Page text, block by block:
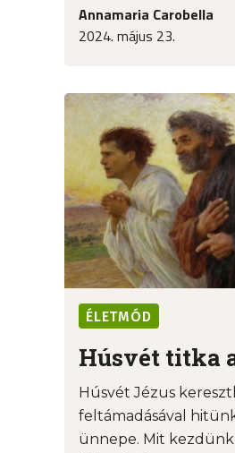
Annamaria Carobella
2024. május 23.
ÉLETMÓD
Húsvét titka
Húsvét Jézus
feltámadásával
ünnepe. Mit